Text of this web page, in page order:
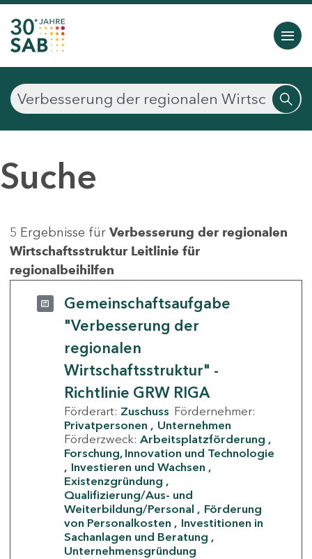
Suche
5 Ergebnisse für Verbesserung der regionalen
Wirtschaftsstruktur Leitlinie für
regionalbeihilfen
Gemeinschaftsaufgabe
"Verbesserung der
regionalen
Wirtschaftsstruktur" -
Richtlinie GRW RIGA
Förderart: Zuschuss Fördernehmer:
Privatpersonen
Unternehmen
Förderzweck: Arbeitsplatzförderung
Forschung, Innovation und Technologie
Investieren und Wachsen
Existenzgründung
Qualifizierung/Aus- und
Weiterbildung/Personal
Förderung
von Personalkosten
Investitionen in
Sachanlagen und Beratung
Unternehmensgründung